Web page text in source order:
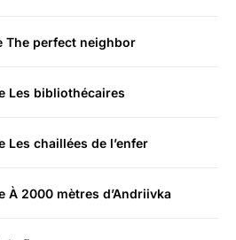
The perfect neighbor
Les bibliothécaires
Les chaillées de l’enfer
À 2000 mètres d’Andriivka